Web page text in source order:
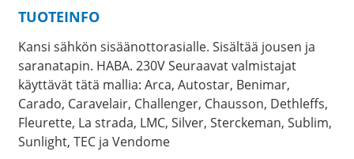
TUOTEINFO
Kansi sähkön sisäänottorasialle. Sisältää jousen ja
saranatapin. HABA. 230V Seuraavat valmistajat
käyttävät tätä mallia: Arca, Autostar, Benimar,
Carado, Caravelair, Challenger, Chausson, Dethleffs,
Fleurette, La strada, LMC, Silver, Sterckeman, Sublim,
Sunlight, TEC ja Vendome